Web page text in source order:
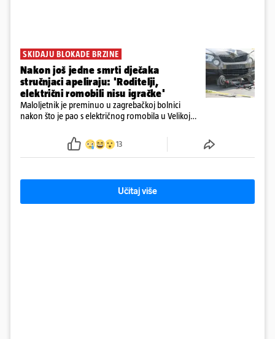
SKIDAJU BLOKADE BRZINE
Nakon još jedne smrti dječaka
stručnjaci apeliraju: 'Roditelji,
električni romobili nisu igračke'
Maloljetnik je preminuo u zagrebačkoj bolnici
nakon što je pao s električnog romobila u Velikoj
13
Učitaj više